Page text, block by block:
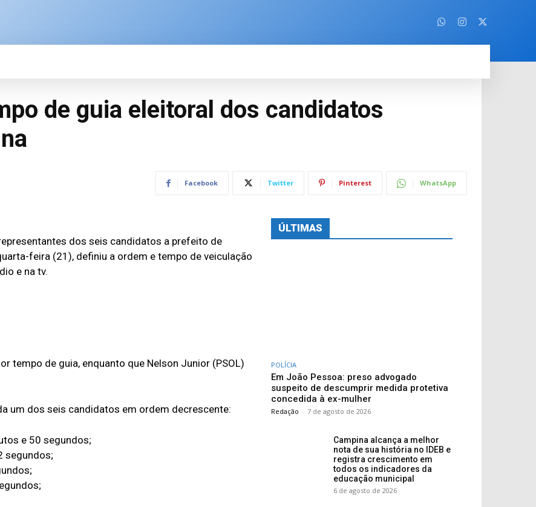
de guia eleitoral dos candidatos
Facebook Twitter Pinterest WhatsApp
dos seis candidatos a prefeito de
feira (21), definiu a ordem e tempo de veiculação
e na tv.
tempo de guia, enquanto que Nelson Junior (PSOL)
um dos seis candidatos em ordem decrescente:
e 50 segundos;
segundos;
ÚLTIMAS
POLÍCIA
Em João Pessoa: preso advogado
suspeito de descumprir medida protetiva
concedida à ex-mulher
Redação - 7 de agosto de 2026
Campina alcança a melhor
nota de sua história no IDEB e
registra crescimento em
todos os indicadores da
educação municipal
6 de agosto de 2026